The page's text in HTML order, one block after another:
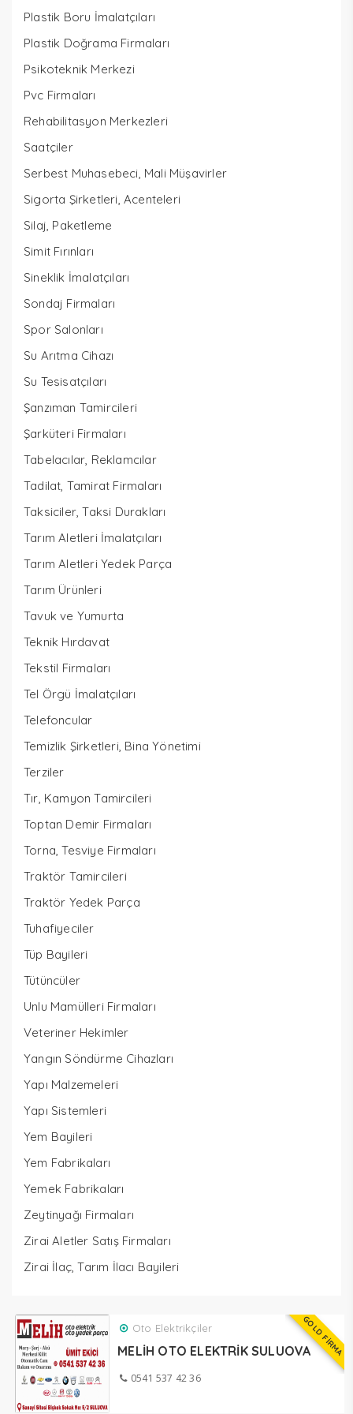
Plastik Boru İmalatçıları
Plastik Doğrama Firmaları
Psikoteknik Merkezi
Pvc Firmaları
Rehabilitasyon Merkezleri
Saatçiler
Serbest Muhasebeci, Mali Müşavirler
Sigorta Şirketleri, Acenteleri
Silaj, Paketleme
Simit Fırınları
Sineklik İmalatçıları
Sondaj Firmaları
Spor Salonları
Su Arıtma Cihazı
Su Tesisatçıları
Şanzıman Tamircileri
Şarküteri Firmaları
Tabelacılar, Reklamcılar
Tadilat, Tamirat Firmaları
Taksiciler, Taksi Durakları
Tarım Aletleri İmalatçıları
Tarım Aletleri Yedek Parça
Tarım Ürünleri
Tavuk ve Yumurta
Teknik Hırdavat
Tekstil Firmaları
Tel Örgü İmalatçıları
Telefoncular
Temizlik Şirketleri, Bina Yönetimi
Terziler
Tır, Kamyon Tamircileri
Toptan Demir Firmaları
Torna, Tesviye Firmaları
Traktör Tamircileri
Traktör Yedek Parça
Tuhafiyeciler
Tüp Bayileri
Tütüncüler
Unlu Mamülleri Firmaları
Veteriner Hekimler
Yangın Söndürme Cihazları
Yapı Malzemeleri
Yapı Sistemleri
Yem Bayileri
Yem Fabrikaları
Yemek Fabrikaları
Zeytinyağı Firmaları
Zirai Aletler Satış Firmaları
Zirai İlaç, Tarım İlacı Bayileri
GOLD FİRMA
Oto Elektrikçiler
MELİH OTO ELEKTRİK SULUOVA
0541 537 42 36